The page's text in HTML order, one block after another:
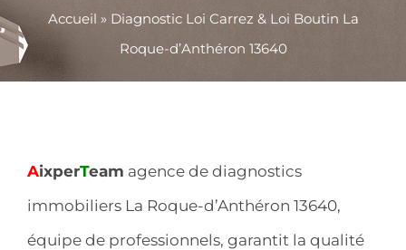
Accueil » Diagnostic Loi Carrez & Loi Boutin La
Roque-d’Anthéron 13640
AixperTeam agence de diagnostics
immobiliers La Roque-d’Anthéron 13640,
équipe de professionnels, garantit la qualité